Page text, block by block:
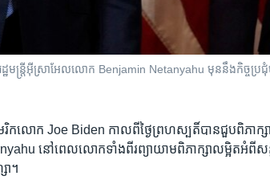
មន្ត្រី​អ៊ីស្រាអែល​លោក Benjamin Netanyahu មុន​នឹង​កិច្ច​ប្រ
រិក​លោក Joe Biden កាលពី​ថ្ងៃ​ព្រហស្បតិ៍​បាន​ជួប​ពិភាក្ស
នៅពេល​លោក​ទាំង​ពីរ​ព្យាយាម​ពិភាក្សា​លម្អិត​អំពី​សន្តិ
ា។